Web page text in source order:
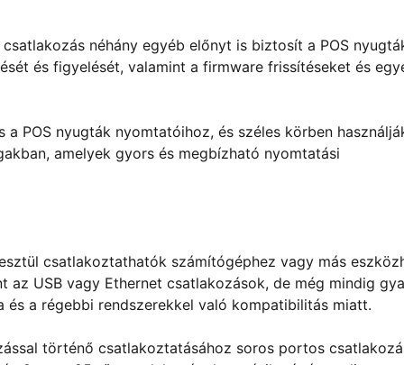
néhány egyéb előnyt is biztosít a POS
és figyelését, valamint a firmware frissítéseket és
POS nyugták nyomtatóihoz, és széles körben
amelyek gyors és megbízható nyomtatási
csatlakoztathatók számítógéphez vagy más
USB vagy Ethernet csatlakozások, de még mindig
a régebbi rendszerekkel való kompatibilitás miatt.
történő csatlakoztatásához soros portos